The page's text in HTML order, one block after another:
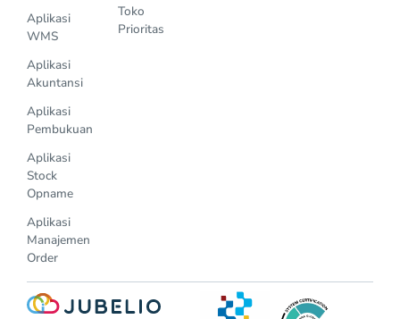
Aplikasi
WMS
Aplikasi
Akuntansi
Aplikasi
Pembukuan
Aplikasi
Stock
Opname
Aplikasi
Manajemen
Order
Toko
Prioritas